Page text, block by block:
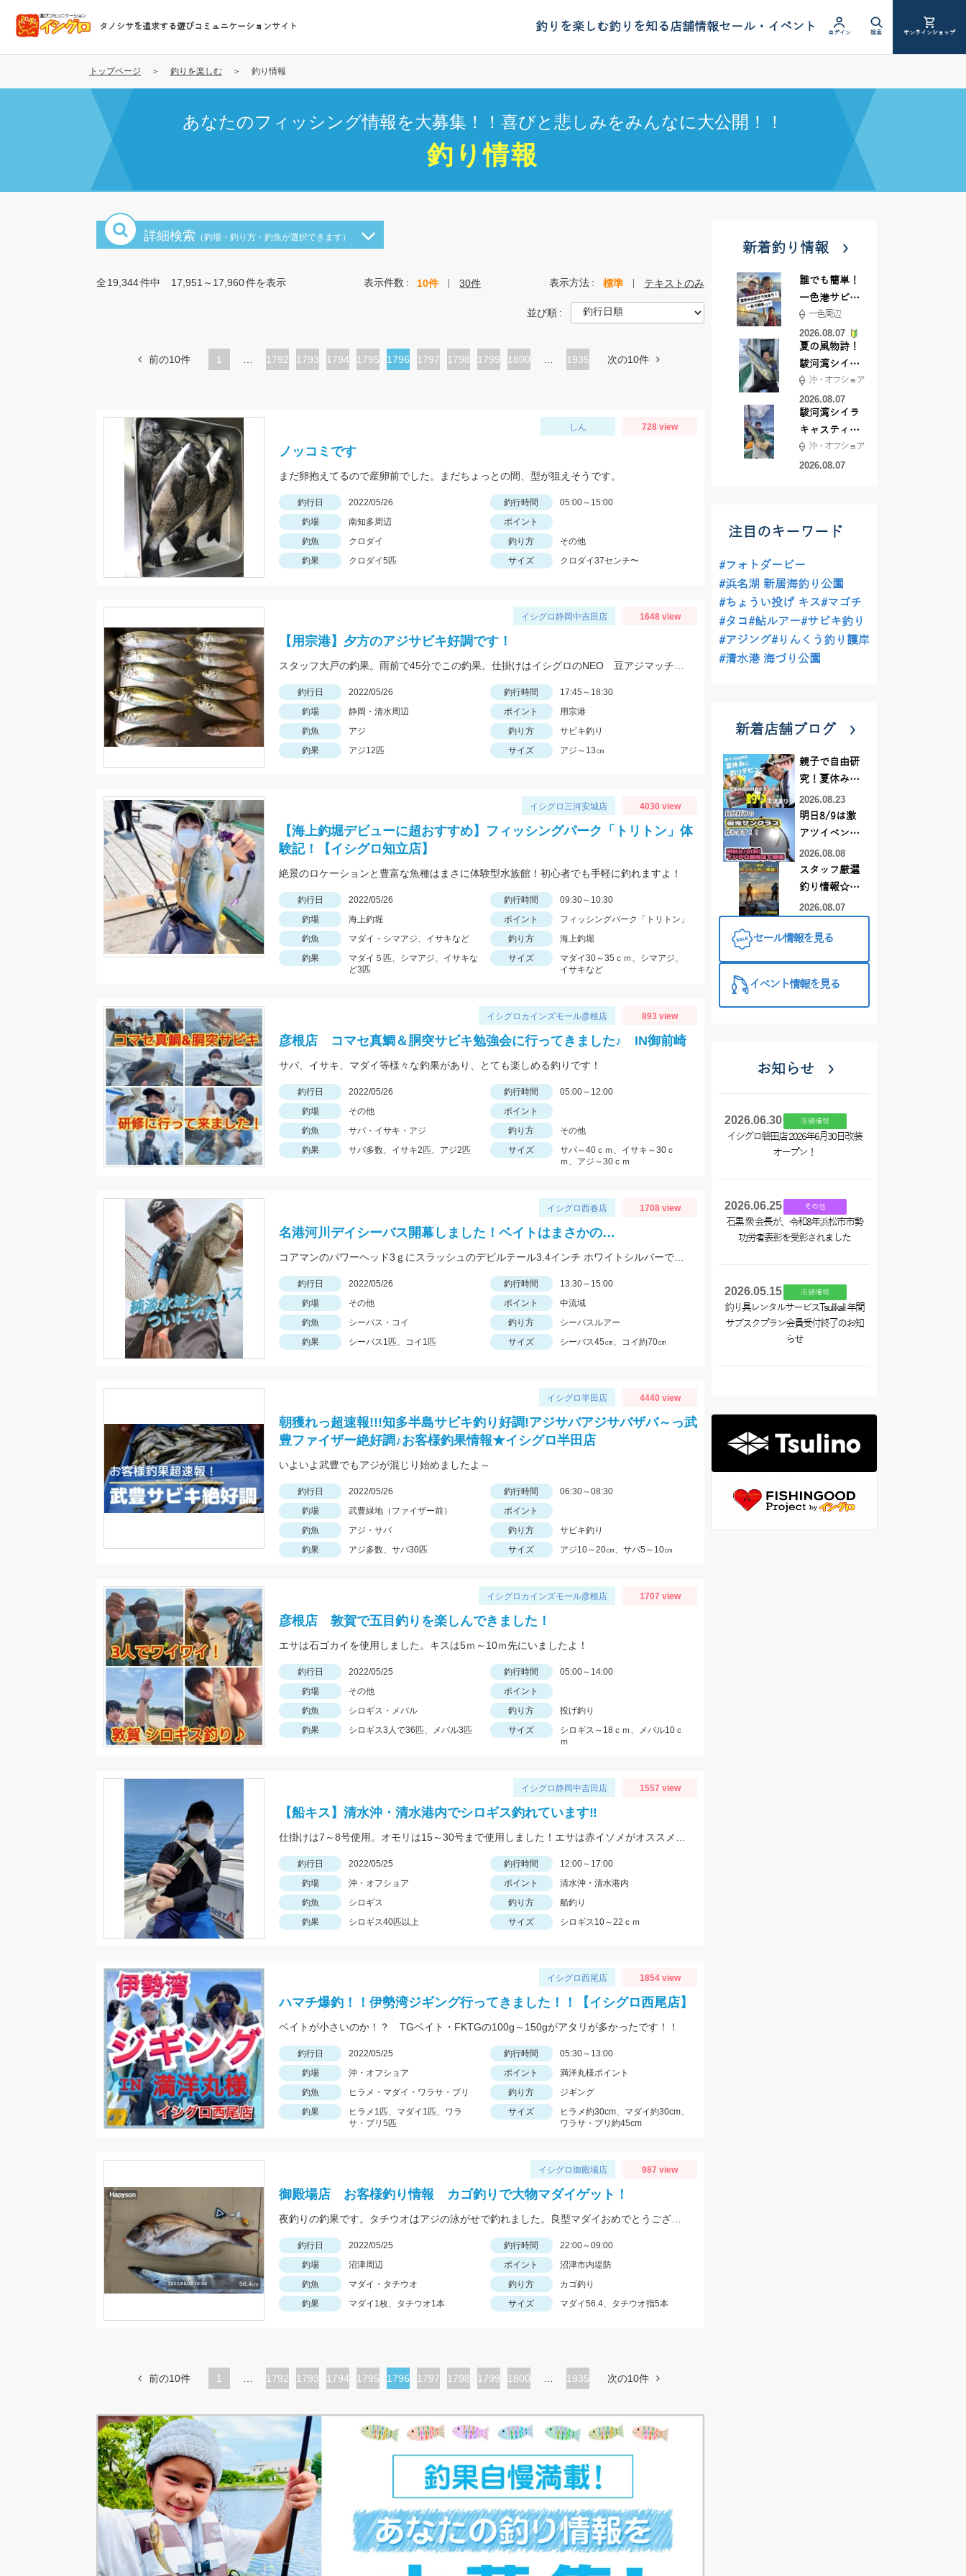
コ
テ
タノシサを追求する遊びコミュニケーションサイト 釣りを楽しむ釣りを知る店舗情報セール・イベント ログイン 検索 オンラインショップ
トップページ 釣りを楽しむ 釣り情報
あなたのフィッシング情報を大募集！！喜びと悲しみをみんなに大公開！！
釣り情報
詳細検索 （釣場・釣り方・釣魚が選択できます）
全19,344件中 17,951～17,960件を表示 表示件数 10件 30件 表示方法 標準 テキストのみ
並び順
前の10件 1
ペ
1792
ペ
1793
ペ
1794
ペ
1795
カ
1796
ペ
1797
ペ
1798
ペ
1799
ペ
1800 1935 次の10件
しん 728 view
ノッコミです
まだ卵抱えてるので産卵前でした。まだちょっとの間、型が狙えそうです。
釣行日 2022/05/26 釣行時間
05:00～15:00
釣場
南知多周辺
ポイント
釣魚
クロダイ 釣り方
その他
釣果
クロダイ5匹 サイズ クロダイ37センチ〜
イシグロ静岡中吉田店 1648 view
【用宗港】夕方のアジサビキ好調です！
釣行日 2022/05/26 釣行時間
17:45～18:30
釣場
静岡・清水周辺 ポイント
用宗港
釣魚
アジ 釣り方
サビキ釣り
釣果
アジ12匹 サイズ アジ～13㎝
イシグロ三河安城店 4030 view
【海上釣堀デビューに超おすすめ】フィッシングパーク「トリトン」体
験記！【イシグロ知立店】
絶景のロケーションと豊富な魚種はまさに体験型水族館！初心者でも手軽に釣れますよ！
釣行日 2022/05/26 釣行時間
09:30～10:30
釣場
海上釣堀 ポイント
フィッシングパーク「トリトン」
釣魚
マダイ・シマアジ、イサキなど 釣り方
海上釣堀
釣果
マダイ５匹、シマアジ、イサキな
ど3匹
サイズ
マダイ30～35ｃｍ、シマアジ、
イサキなど
イシグロカインズモール彦根店 893 view
彦根店 コマセ真鯛＆胴突サビキ勉強会に行ってきました♪ IN御前崎
サバ、イサキ、マダイ等様々な釣果があり、とても楽しめる釣りです！
釣行日 2022/05/26 釣行時間
05:00～12:00
釣場
その他
ポイント
釣魚
サバ・イサキ・アジ 釣り方
その他
釣果
サバ多数、イサキ2匹、アジ2匹 サイズ
サバ～40ｃｍ、イサキ～30ｃ
ｍ、アジ～30ｃｍ
イシグロ西春店 1708 view
名港河川デイシーバス開幕しました！ベイトはまさかの…
釣行日 2022/05/26 釣行時間
13:30～15:00
釣場
その他 ポイント
中流域
釣魚
シーバス・コイ 釣り方
シーバスルアー
釣果
シーバス1匹、コイ1匹 サイズ シーバス45㎝、コイ約70㎝
イシグロ半田店 4440 view
朝獲れっ超速報!!!知多半島サビキ釣り好調!アジサバアジサバザバ～っ武
豊ファイザー絶好調♪お客様釣果情報★イシグロ半田店
いよいよ武豊でもアジが混じり始めましたよ～
釣行日 2022/05/26 釣行時間
06:30～08:30
釣場
武豊緑地（ファイザー前）
ポイント
釣魚
アジ・サバ 釣り方
サビキ釣り
釣果
アジ多数、サバ30匹 サイズ アジ10～20㎝、サバ5～10㎝
イシグロカインズモール彦根店 1707 view
彦根店 敦賀で五目釣りを楽しんできました！
エサは石ゴカイを使用しました。キスは5ｍ～10ｍ先にいましたよ！
釣行日 2022/05/25 釣行時間
05:00～14:00
釣場
その他
ポイント
釣魚
シロギス・メバル 釣り方
投げ釣り
釣果
シロギス3人で36匹、メバル3匹 サイズ
シロギス～18ｃｍ、メバル10ｃ
ｍ
イシグロ静岡中吉田店 1557 view
【船キス】清水沖・清水港内でシロギス釣れています‼
釣行日 2022/05/25 釣行時間
12:00～17:00
釣場
沖・オフショア ポイント
清水沖・清水港内
釣魚
シロギス 釣り方
船釣り
釣果
シロギス40匹以上 サイズ シロギス10～22ｃｍ
イシグロ西尾店 1854 view
ハマチ爆釣！！伊勢湾ジギング行ってきました！！【イシグロ西尾店】
ベイトが小さいのか！？ TGベイト・FKTGの100g～150gがアタリが多かったです！！
釣行日 2022/05/25 釣行時間
05:30～13:00
釣場
沖・オフショア ポイント
満洋丸様ポイント
釣魚
ヒラメ・マダイ・ワラサ・ブリ 釣り方
ジギング
釣果
ヒラメ1匹、マダイ1匹、ワラ
サ・ブリ5匹
サイズ
ヒラメ約30cm、マダイ約30cm、
ワラサ・ブリ約45cm
イシグロ御殿場店 987 view
御殿場店 お客様釣り情報 カゴ釣りで大物マダイゲット！
釣行日 2022/05/25 釣行時間
22:00～09:00
釣場
沼津周辺 ポイント
沼津市内堤防
釣魚
マダイ・タチウオ 釣り方
カゴ釣り
釣果
マダイ1枚、タチウオ1本 サイズ マダイ56.4、タチウオ指5本
前の10件 1
ペ
1792
ペ
ジ
1793
ペ
1794
ペ
1795
カ
ト
ジ
1796
ペ
1797
ペ
1798
ペ
1799
ペ
1800 1935 次の10件
新着釣り情報
誰でも簡単！
一色港サビキ
＆ちょい投げ
一色周辺
2026.08.07
夏の風物詩！
駿河湾シイラ
キャスティン
グ行ってきま
した！！
沖・オフショア
2026.08.07
駿河湾シイラ
キャスティン
グ行ってきま
した！
沖・オフショア
2026.08.07
注目のキーワード
#フォトダービー
#浜名湖 新居海釣り公園
#ちょうい投げ キス#マゴチ
#タコ#鮎ルアー#サビキ釣り
#アジング#りんくう釣り護岸
#清水港 海づり公園
新着店舗ブログ
親子で自由研
究！夏休みに
釣りデビュー
2026.08.23
明日8/9は激
アツイベント
日！！！～オ
ーダー偏光グ
ラス受注会～
2026.08.08
スタッフ厳選
釣り情報☆彡
連休は何釣り
♪【イシグロ
2026.08.07
セール情報を見る
イベント情報を見る
お知らせ
2026.06.30 店舗情報
イシグロ磐田店 2026年6月30日改装
オープン！
2026.06.25 その他
石黒 衆 会長が、令和8年浜松市市勢
功労者表彰を受彰されました
2026.05.15 店舗情報
釣り具レンタルサービスTsulikali 年間
サブスクプラン会員受付終了のお知
らせ